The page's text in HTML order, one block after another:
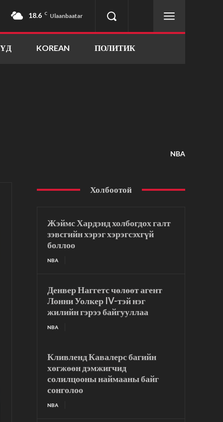
18.6 C Ulaanbaatar
KOREAN ПОЛИТИК
NBA
Холбоотой
Жэймс Хардэнд холбогдох галт
зэвсгийн хэрэг хэрэгсэхгүй
боллоо
NBA
Денвер Наггетс чөлөөт агент
Лонни Уолкер IV-тэй нэг
жилийн гэрээ байгууллаа
NBA
Кливленд Кавалерс багийн
хөгжөөн дэмжигчид
солилцооны наймааны байг
сонголоо
NBA